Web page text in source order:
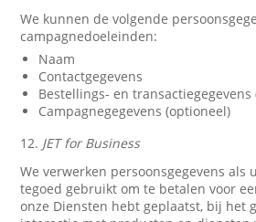
We kunnen de volgende
campagnedoeleinden:
Naam
Contactgegevens
Bestellings- en transactiegegevens
Campagnegegevens (optioneel)
12. JET for Business
We verwerken persoonsgegevens als
tegoed gebruikt om te betalen voor
onze Diensten hebt geplaatst, bij het